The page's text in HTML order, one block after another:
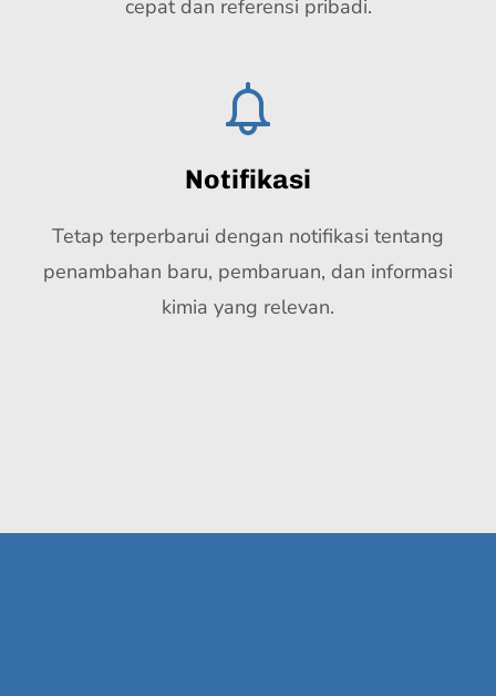
cepat dan referensi pribadi.
Notifikasi
Tetap terperbarui dengan notifikasi tentang
penambahan baru, pembaruan, dan informasi
kimia yang relevan.